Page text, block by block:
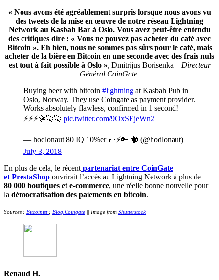
« Nous avons été agréablement surpris lorsque nous avons vu
des tweets de la mise en œuvre de notre réseau Lightning
Network au Kasbah Bar à Oslo. Vous avez peut-être entendu
des critiques dire : « Vous ne pouvez pas acheter du café avec
Bitcoin ». Eh bien, nous ne sommes pas sûrs pour le café, mais
acheter de la bière en Bitcoin en une seconde avec des frais nuls
est tout à fait possible à Oslo », Dmitrijus Borisenka –Directeur
Général CoinGate.
Buying beer with bitcoin #lightning at Kasbah Pub in
Oslo, Norway. They use Coingate as payment provider.
Works absolutely flawless, confirmed in 1 second!
⚡️⚡️⚡️🚀🚀🚀 pic.twitter.com/9OxSEjeWn2
— hodlonaut 80 IQ 10%er 🌮⚡🔑 🐝 (@hodlonaut)
July 3, 2018
En plus de cela, le récent partenariat entre CoinGate
et PrestaShop ouvrirait l’accès au Lightning Network à plus de
80 000 boutiques et e-commerce, une réelle bonne nouvelle pour
la démocratisation des paiements en bitcoin.
Sources : Bitcoinist ; Blog.Coingate || Image from Shutterstock
Renaud H.